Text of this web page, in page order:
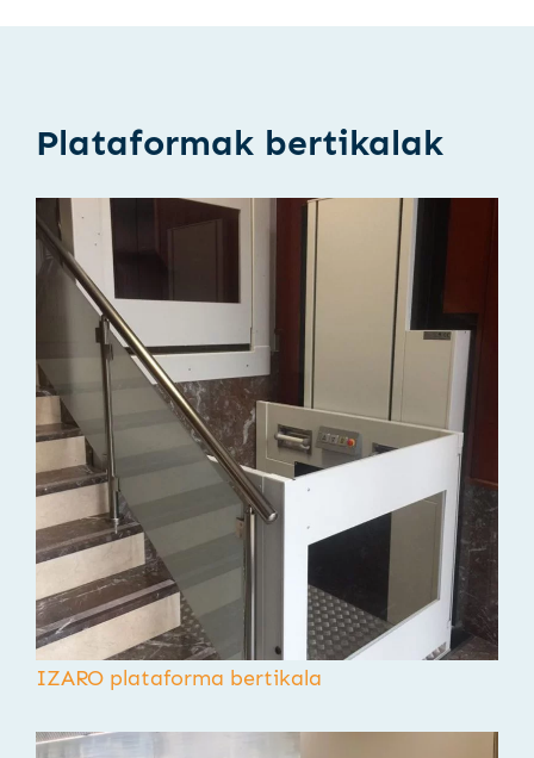
Plataformak bertikalak
IZARO plataforma bertikala